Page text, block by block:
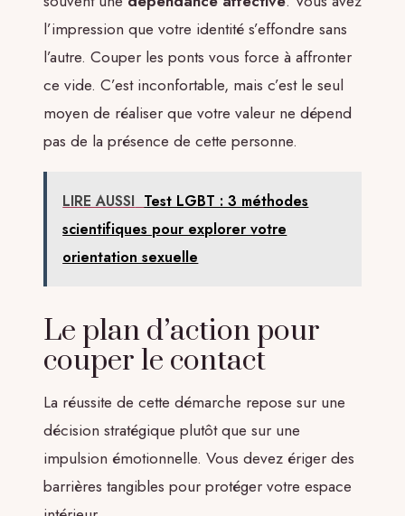
l’impression que votre identité s’effondre sans
l’autre. Couper les ponts vous force à affronter
ce vide. C’est inconfortable, mais c’est le seul
moyen de réaliser que votre valeur ne dépend
pas de la présence de cette personne.
LIRE AUSSI Test LGBT : 3 méthodes
scientifiques pour explorer votre
orientation sexuelle
Le plan d’action pour
couper le contact
La réussite de cette démarche repose sur une
décision stratégique plutôt que sur une
impulsion émotionnelle. Vous devez ériger des
barrières tangibles pour protéger votre espace